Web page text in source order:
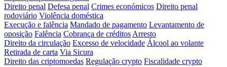
Direito penal Defesa penal Crimes económicos Direito penal
rodoviário Violência doméstica
Execução e falência Mandado de pagamento Levantamento de
oposição Falência Cobrança de créditos Arresto
Direito da circulação Excesso de velocidade Álcool ao volante
Retirada de carta Via Sicura
Direito das criptomoedas Regulação crypto Fiscalidade crypto